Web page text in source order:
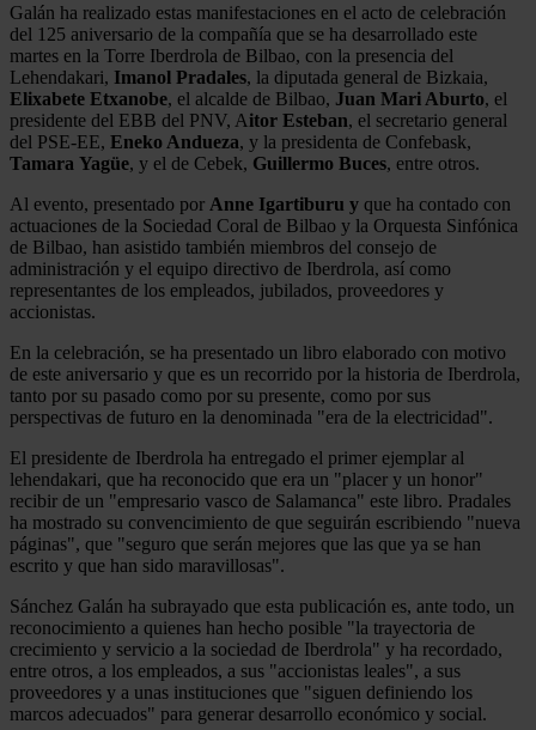
Galán ha realizado estas manifestaciones en el acto de celebración
del 125 aniversario de la compañía que se ha desarrollado este
martes en la Torre Iberdrola de Bilbao, con la presencia del
Lehendakari, Imanol Pradales, la diputada general de Bizkaia,
Elixabete Etxanobe, el alcalde de Bilbao, Juan Mari Aburto, el
presidente del EBB del PNV, Aitor Esteban, el secretario general
del PSE-EE, Eneko Andueza, y la presidenta de Confebask,
Tamara Yagüe, y el de Cebek, Guillermo Buces, entre otros.
Al evento, presentado por Anne Igartiburu y que ha contado con
actuaciones de la Sociedad Coral de Bilbao y la Orquesta Sinfónica
de Bilbao, han asistido también miembros del consejo de
administración y el equipo directivo de Iberdrola, así como
representantes de los empleados, jubilados, proveedores y
accionistas.
En la celebración, se ha presentado un libro elaborado con motivo
de este aniversario y que es un recorrido por la historia de Iberdrola,
tanto por su pasado como por su presente, como por sus
perspectivas de futuro en la denominada "era de la electricidad".
El presidente de Iberdrola ha entregado el primer ejemplar al
lehendakari, que ha reconocido que era un "placer y un honor"
recibir de un "empresario vasco de Salamanca" este libro. Pradales
ha mostrado su convencimiento de que seguirán escribiendo "nueva
páginas", que "seguro que serán mejores que las que ya se han
escrito y que han sido maravillosas".
Sánchez Galán ha subrayado que esta publicación es, ante todo, un
reconocimiento a quienes han hecho posible "la trayectoria de
crecimiento y servicio a la sociedad de Iberdrola" y ha recordado,
entre otros, a los empleados, a sus "accionistas leales", a sus
proveedores y a unas instituciones que "siguen definiendo los
marcos adecuados" para generar desarrollo económico y social.